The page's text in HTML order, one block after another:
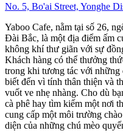
No. 5, Bo'ai Street, Yonghe
Yaboo Cafe, nằm tại số 26,
Đài Bắc, là một địa điểm ấm
không khí thư giãn với sự
Khách hàng có thể thưởng
trong khi tương tác với những
biết đến vì tính thân thiện và
vuốt ve nhẹ nhàng. Cho dù
cà phê hay tìm kiếm một nơi
cung cấp một môi trường
diện của những chú mèo